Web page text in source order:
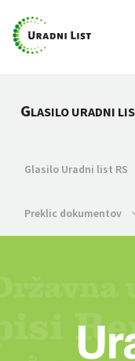
GLASILO URADNI
Glasilo Uradni list RS
Preklic dokumentov